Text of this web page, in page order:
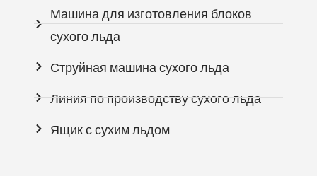
Машина для изготовления блоков
сухого льда
Струйная машина сухого льда
Линия по производству сухого льда
Ящик с сухим льдом